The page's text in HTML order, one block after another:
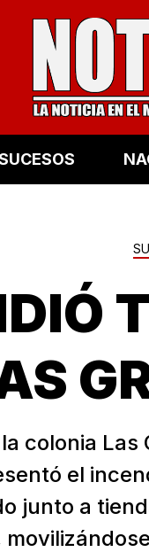
colonia Las
el
junto a